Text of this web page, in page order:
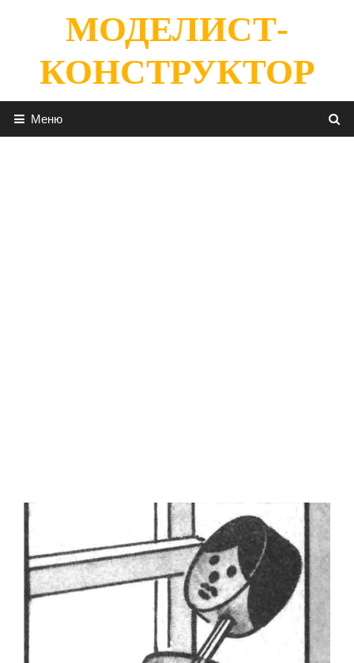
содержимомуМОДЕЛИСТ-
КОНСТРУКТОР
Меню